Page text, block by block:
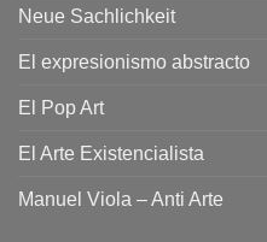
Neue Sachlichkeit
El expresionismo abstracto
El Pop Art
El Arte Existencialista
Manuel Viola – Anti Arte